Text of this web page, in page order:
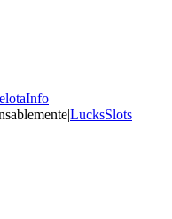
|LucksSlots